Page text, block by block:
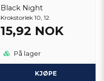
Black Night
Krokstorlek 10, 12
15,92 NOK
På lager
KJØPE